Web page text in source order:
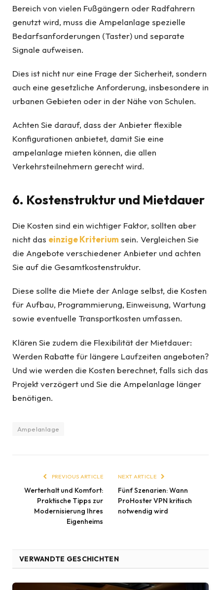
Bereich von vielen Fußgängern oder Radfahrern
genutzt wird, muss die Ampelanlage spezielle
Bedarfsanforderungen (Taster) und separate
Signale aufweisen.
Dies ist nicht nur eine Frage der Sicherheit, sondern
auch eine gesetzliche Anforderung, insbesondere in
urbanen Gebieten oder in der Nähe von Schulen.
Achten Sie darauf, dass der Anbieter flexible
Konfigurationen anbietet, damit Sie eine
ampelanlage mieten können, die allen
Verkehrsteilnehmern gerecht wird.
6. Kostenstruktur und Mietdauer
Die Kosten sind ein wichtiger Faktor, sollten aber
nicht das einzige Kriterium sein. Vergleichen Sie
die Angebote verschiedener Anbieter und achten
Sie auf die Gesamtkostenstruktur.
Diese sollte die Miete der Anlage selbst, die Kosten
für Aufbau, Programmierung, Einweisung, Wartung
sowie eventuelle Transportkosten umfassen.
Klären Sie zudem die Flexibilität der Mietdauer:
Werden Rabatte für längere Laufzeiten angeboten?
Und wie werden die Kosten berechnet, falls sich das
Projekt verzögert und Sie die Ampelanlage länger
benötigen.
Ampelanlage
PREVIOUS ARTICLE
Werterhalt und Komfort:
Praktische Tipps zur
Modernisierung Ihres
Eigenheims
NEXT ARTICLE
Fünf Szenarien: Wann
ProHoster VPN kritisch
notwendig wird
VERWANDTE GESCHICHTEN